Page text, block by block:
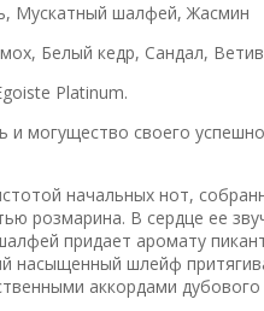
Мускатный шалфей, Жасмин
Белый кедр, Сандал,
Platinum.
и могущество своего
начальных нот,
розмарина. В сердце ее
придает аромату
насыщенный шлейф
аккордами дубового